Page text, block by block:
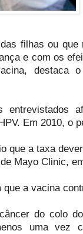
filhas ou
e com os
destaca
Em 2010, o
que a taxa
Mayo Clinic,
a vacina
do colo
uma vez